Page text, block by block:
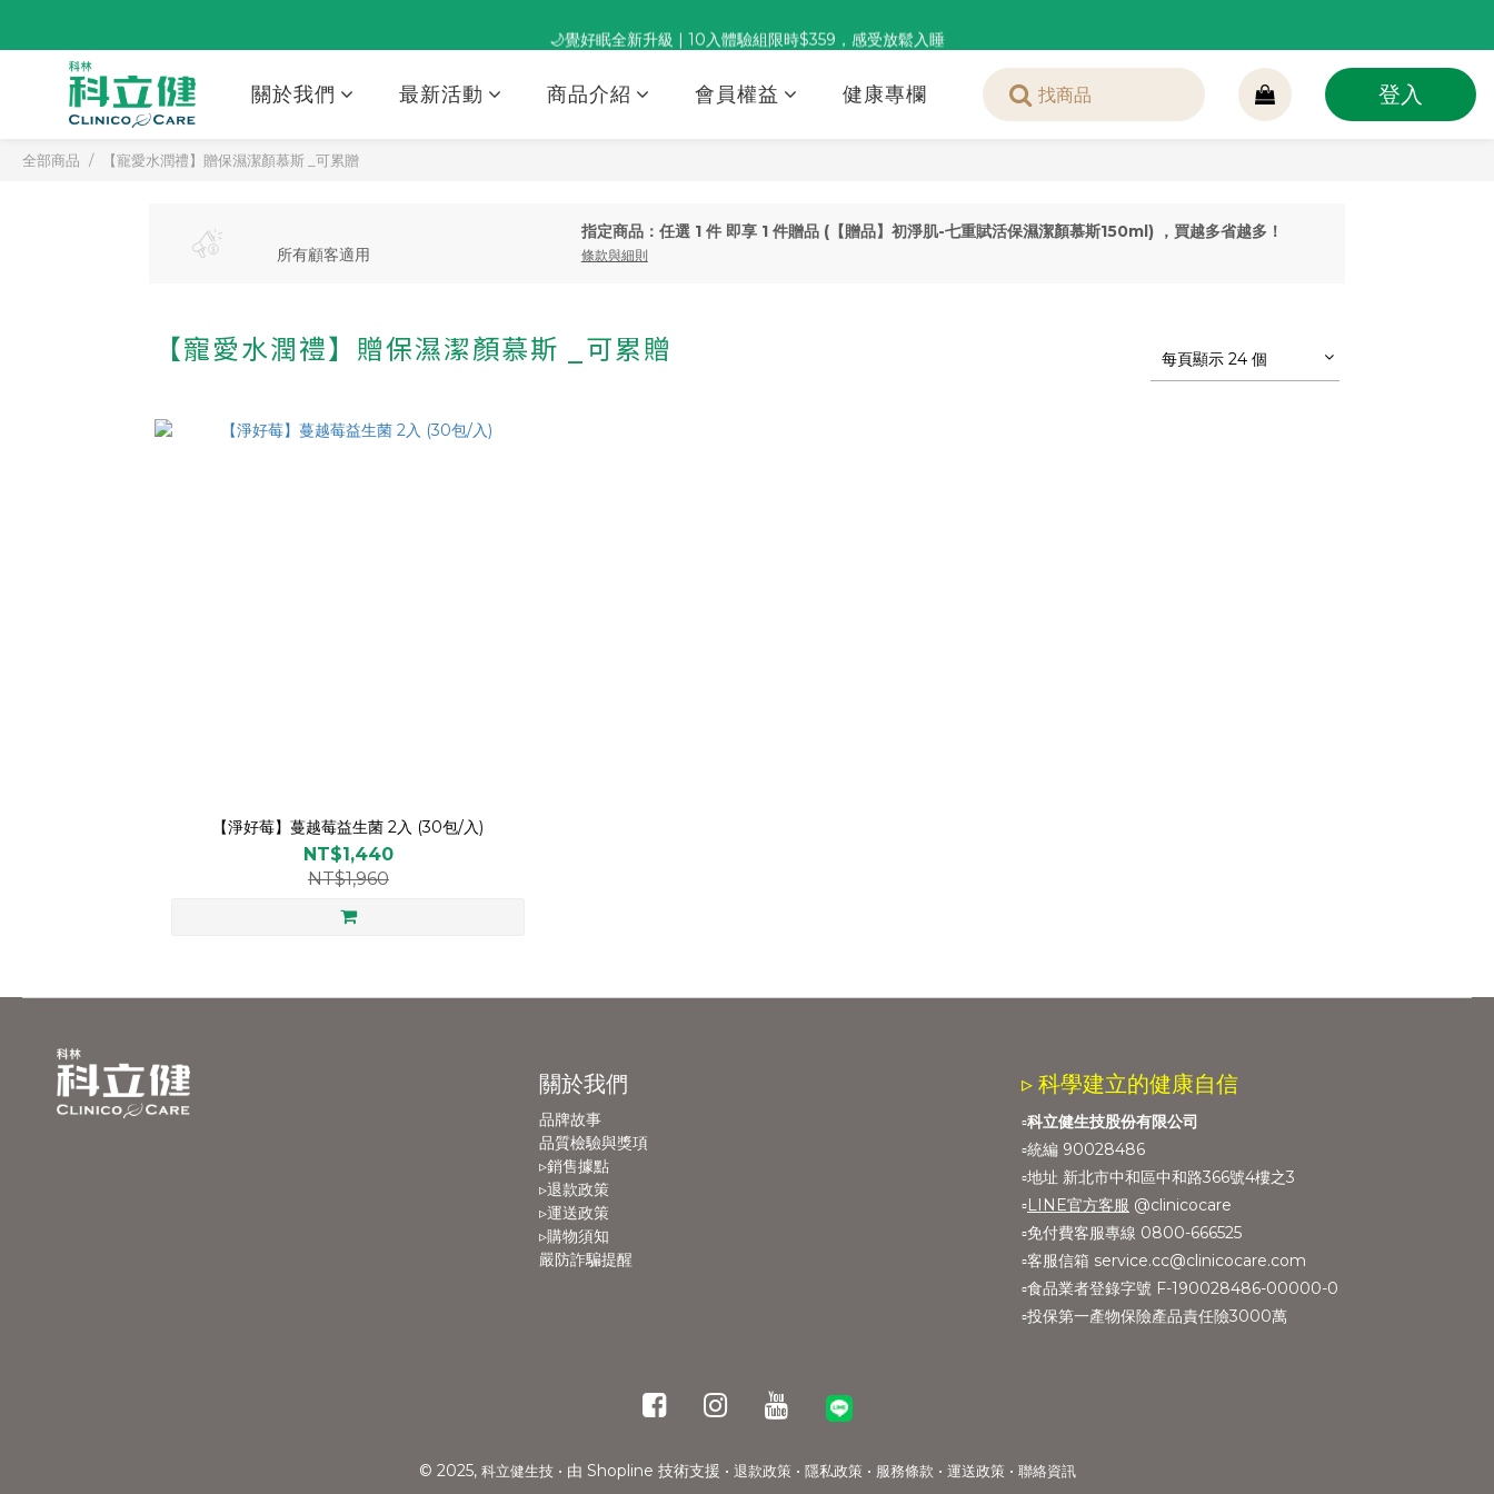
🌙覺好眠全新升級 | 10入體驗組限時$359，感受放鬆入睡
董事長推薦保養組合｜體驗價 $1,800 起，最高享 6 折
關於我們 最新活動 商品介紹 會員權益 健康專欄 登入
全部商品 【寵愛水潤禮】贈保濕潔顏慕斯 _可累贈
所有顧客適用
指定商品：任選 1 件 即享 1 件贈品 (【贈品】初淨肌-七重賦活保濕潔顏慕斯150ml) ，買越多省越多！
條款與細則
【寵愛水潤禮】贈保濕潔顏慕斯 _可累贈 每頁顯示 24 個
【淨好莓】蔓越莓益生菌 2入 (30包/入)
NT$1,440
NT$1,960
關於我們
品牌故事
品質檢驗與獎項
▹銷售據點
▹退款政策
▹運送政策
▹購物須知
嚴防詐騙提醒
▹ 科學建立的健康自信
▫️科立健生技股份有限公司
▫️統編 90028486
▫️地址 新北市中和區中和路366號4樓之3
▫️LINE官方客服 @clinicocare
▫️免付費客服專線 0800-666525
▫️客服信箱 service.cc@clinicocare.com
▫️食品業者登錄字號 F-190028486-00000-0
▫️投保第一產物保險產品責任險3000萬
© 2025, 科立健生技• 由 Shopline 技術支援 • 退款政策• 隱私政策• 服務條款 • 運送政策• 聯絡資訊